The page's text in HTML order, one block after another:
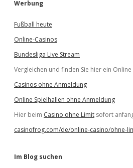
Werbung
Fußball heute
Online-Casinos
Bundesliga Live Stream
Vergleichen und finden Sie hier ein Online
Casinos ohne Anmeldung
Online Spielhallen ohne Anmeldung
Hier beim Casino ohne Limit sofort
casinofrog.com/de/online-casino/ohne-
Im Blog suchen